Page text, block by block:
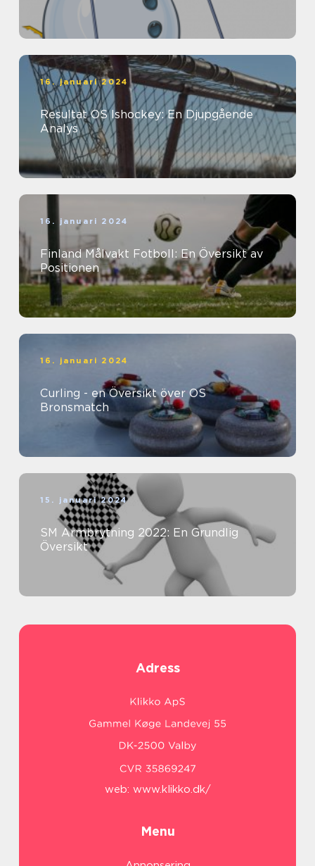
16. januari 2024
Resultat OS Ishockey: En Djupgående
Analys
16. januari 2024
Finland Målvakt Fotboll: En Översikt av
Positionen
16. januari 2024
Curling - en Översikt över OS
Bronsmatch
15. januari 2024
SM Armbrytning 2022: En Grundlig
Översikt
Adress
web: www.klikko.dk/
Menu